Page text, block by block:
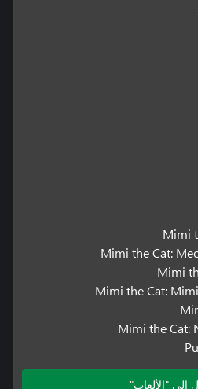
Mimi
Mimi the Cat:
Mimi
Mimi the Cat:
Mimi the Cat:
إلى "الألعاب"